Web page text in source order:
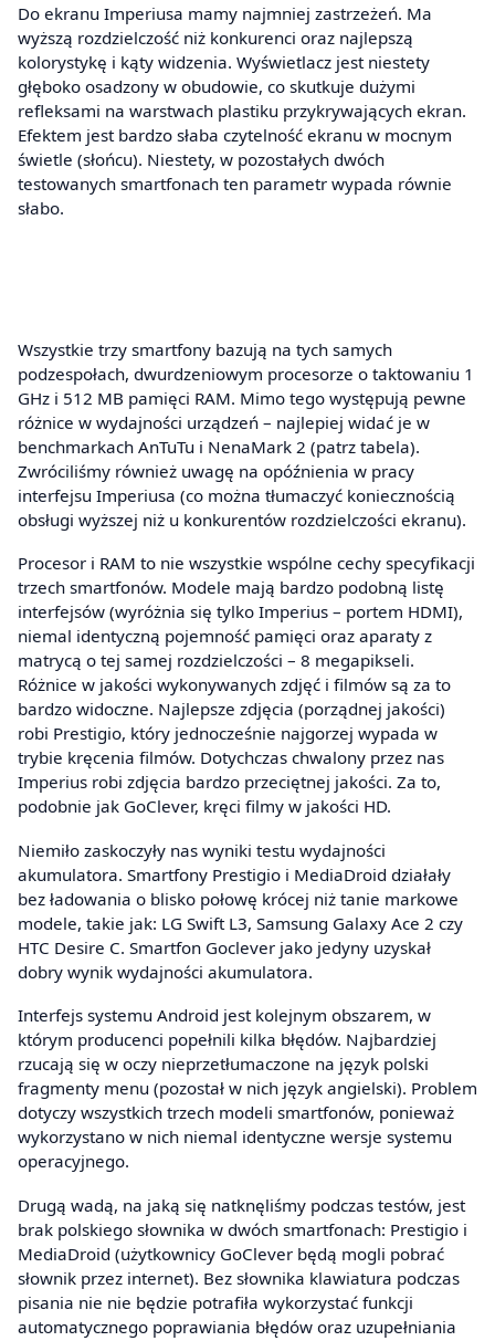
Do ekranu Imperiusa mamy najmniej zastrzeżeń. Ma
wyższą rozdzielczość niż konkurenci oraz najlepszą
kolorystykę i kąty widzenia. Wyświetlacz jest niestety
głęboko osadzony w obudowie, co skutkuje dużymi
refleksami na warstwach plastiku przykrywających ekran.
Efektem jest bardzo słaba czytelność ekranu w mocnym
świetle (słońcu). Niestety, w pozostałych dwóch
testowanych smartfonach ten parametr wypada równie
słabo.
Wszystkie trzy smartfony bazują na tych samych
podzespołach, dwurdzeniowym procesorze o taktowaniu 1
GHz i 512 MB pamięci RAM. Mimo tego występują pewne
różnice w wydajności urządzeń – najlepiej widać je w
benchmarkach AnTuTu i NenaMark 2 (patrz tabela).
Zwróciliśmy również uwagę na opóźnienia w pracy
interfejsu Imperiusa (co można tłumaczyć koniecznością
obsługi wyższej niż u konkurentów rozdzielczości ekranu).
Procesor i RAM to nie wszystkie wspólne cechy specyfikacji
trzech smartfonów. Modele mają bardzo podobną listę
interfejsów (wyróżnia się tylko Imperius – portem HDMI),
niemal identyczną pojemność pamięci oraz aparaty z
matrycą o tej samej rozdzielczości – 8 megapikseli.
Różnice w jakości wykonywanych zdjęć i filmów są za to
bardzo widoczne. Najlepsze zdjęcia (porządnej jakości)
robi Prestigio, który jednocześnie najgorzej wypada w
trybie kręcenia filmów. Dotychczas chwalony przez nas
Imperius robi zdjęcia bardzo przeciętnej jakości. Za to,
podobnie jak GoClever, kręci filmy w jakości HD.
Niemiło zaskoczyły nas wyniki testu wydajności
akumulatora. Smartfony Prestigio i MediaDroid działały
bez ładowania o blisko połowę krócej niż tanie markowe
modele, takie jak: LG Swift L3, Samsung Galaxy Ace 2 czy
HTC Desire C. Smartfon Goclever jako jedyny uzyskał
dobry wynik wydajności akumulatora.
Interfejs systemu Android jest kolejnym obszarem, w
którym producenci popełnili kilka błędów. Najbardziej
rzucają się w oczy nieprzetłumaczone na język polski
fragmenty menu (pozostał w nich język angielski). Problem
dotyczy wszystkich trzech modeli smartfonów, ponieważ
wykorzystano w nich niemal identyczne wersje systemu
operacyjnego.
Drugą wadą, na jaką się natknęliśmy podczas testów, jest
brak polskiego słownika w dwóch smartfonach: Prestigio i
MediaDroid (użytkownicy GoClever będą mogli pobrać
słownik przez internet). Bez słownika klawiatura podczas
pisania nie nie będzie potrafiła wykorzystać funkcji
automatycznego poprawiania błędów oraz uzupełniania